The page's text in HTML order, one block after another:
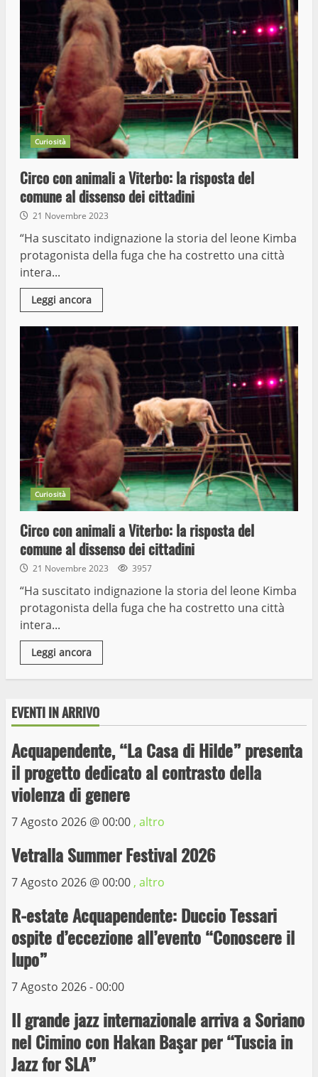
Curiosità
Circo con animali a Viterbo: la risposta del
comune al dissenso dei cittadini
21 Novembre 2023
“Ha suscitato indignazione la storia del leone Kimba
protagonista della fuga che ha costretto una città
intera...
Leggi ancora
Curiosità
Circo con animali a Viterbo: la risposta del
comune al dissenso dei cittadini
21 Novembre 2023 3957
“Ha suscitato indignazione la storia del leone Kimba
protagonista della fuga che ha costretto una città
intera...
Leggi ancora
EVENTI IN ARRIVO
Acquapendente, “La Casa di Hilde” presenta
il progetto dedicato al contrasto della
violenza di genere
7 Agosto 2026 @00:00 , altro
Vetralla Summer Festival 2026
7 Agosto 2026 @00:00 , altro
R-estate Acquapendente: Duccio Tessari
ospite d’eccezione all’evento “Conoscere il
lupo”
7 Agosto 2026 - 00:00
Il grande jazz internazionale arriva a Soriano
nel Cimino con Hakan Başar per “Tuscia in
Jazz for SLA”
3
Wiplanet Baseball supera il Napoli
9 Maggio 2023
4
La Polizia di Stato arresta il ladro seriale
delle auto in sosta a Viterbo
Prorogata la mostra dei bozzetti di
Museo dei Portici
Trasporto pubblico locale, trasferimento
capolinea al terminal Riello dal 15 al 17